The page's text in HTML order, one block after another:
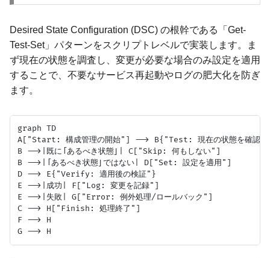
Desired State Configuration (DSC) の根幹である「Get-
Test-Set」パターンをスクリプトレベルで実装します。ま
ず現在の状態を調査し、変更が必要な場合のみ設定を適用
することで、不要なサービス再起動やログの肥大化を防ぎ
ます。
graph TD
A["Start: 構成管理の開始"] --> B{"Test: 現在の状態を確認"}
B -->|既に「あるべき状態」| C["Skip: 何もしない"]
B -->|「あるべき状態」ではない| D["Set: 設定を適用"]
D --> E{"Verify: 適用後の検証"}
E -->|成功| F["Log: 変更を記録"]
E -->|失敗| G["Error: 例外処理/ロールバック"]
C --> H["Finish: 処理終了"]
F --> H